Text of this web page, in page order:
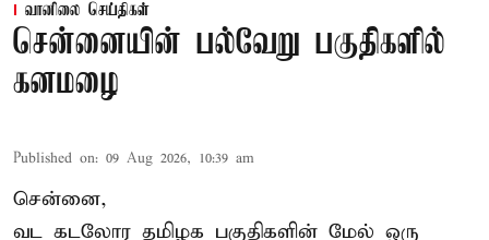
வானிலை செய்திகள்
சென்னையின் பல்வேறு பகுதிகளில்
கனமழை
Published on: 09 Aug 2026, 10:39 am
சென்னை,
வட கடலோர தமிழக பகுதிகளின் மேல் ஒரு